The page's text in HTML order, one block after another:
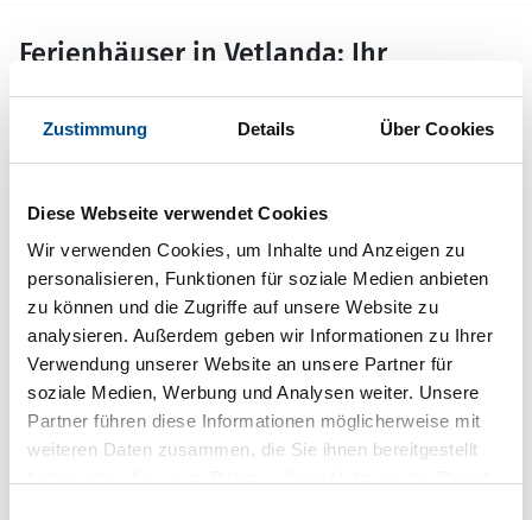
Zustimmung Details Über Cookies
Diese Webseite verwendet Cookies
Wir verwenden Cookies, um Inhalte und Anzeigen zu
personalisieren, Funktionen für soziale Medien anbieten
zu können und die Zugriffe auf unsere Website zu
analysieren. Außerdem geben wir Informationen zu Ihrer
Verwendung unserer Website an unsere Partner für
soziale Medien, Werbung und Analysen weiter. Unsere
Partner führen diese Informationen möglicherweise mit
weiteren Daten zusammen, die Sie ihnen bereitgestellt
Ferienhäuser in Vetlanda: Ihr
In Vetlanda überkommt Ihnen keine Langeweile, denn
Waldreichtum – lässt es sich an dutzenden Orten
prima baden, angeln, paddeln, radeln und wandernd
die Natur erkunden.
Unterwegs in Vetlanda in Smålands
Mitte
Holen Sie sich die Besucherkarte im Touristenbüro,
darin sind unter anderem Sehenswertes und
Badeplätze sowie Vorschläge für Rad- und
Wandertouren verzeichnet. Hilfreich ist auch der